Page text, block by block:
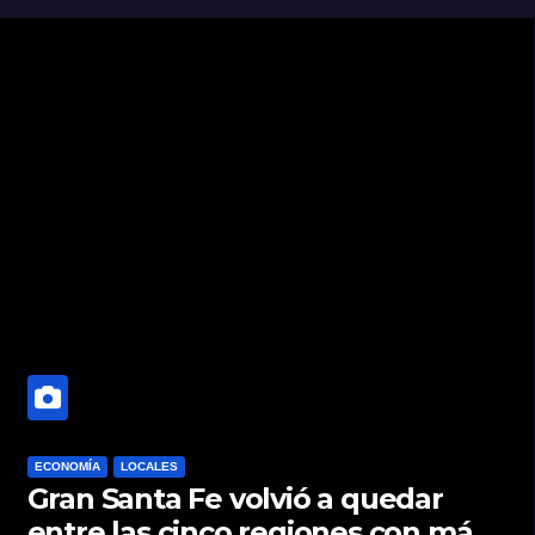
ECONOMÍA LOCALES
Gran Santa Fe volvió a quedar